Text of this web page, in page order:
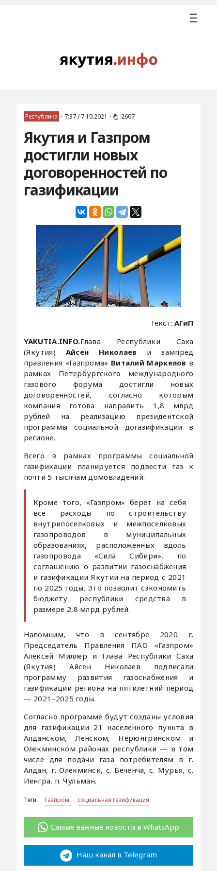
Республика • 7:37 / 7.10.2021 • 2607
Якутия и Газпром
достигли новых
договоренностей по
газификации
Текст:АГиП
YAKUTIA.INFO.Глава Республики Саха
(Якутия) Айсен Николаев и зампред
правления «Газпрома» Виталий Маркелов в
рамках Петербургского международного
газового форума достигли новых
договоренностей, согласно которым
компания готова направить 1,8 млрд
рублей на реализацию президентской
программы социальной догазификации в
регионе.
Всего в рамках программы социальной
газификации планируется подвести газ к
почти 5 тысячам домовладений.
Кроме того, «Газпром» берёт на себя
все расходы по строительству
внутрипоселковых и межпоселковых
газопроводов в муниципальных
образованиях, расположенных вдоль
газопровода «Сила Сибири», по
соглашению о развитии газоснабжения
и газификации Якутии на период с 2021
по 2025 годы. Это позволит сэкономить
бюджету республики средства в
размере 2,8 млрд рублей.
Напомним, что в сентябре 2020 г.
Председатель Правления ПАО «Газпром»
Алексей Миллер и Глава Республики Саха
(Якутия) Айсен Николаев подписали
программу развития газоснабжения и
газификации региона на пятилетний период
— 2021–2025 годы.
Согласно программе будут созданы условия
для газификации 21 населенного пункта в
Алданском, Ленском, Нерюнгринском и
Олекминском районах республики — в том
числе для подачи газа потребителям в г.
Алдан, г. Олекминск, с. Беченча, с. Мурья, с.
Иенгра, п. Чульман.
Теги: Газпром социальная газификация
Самые важные новости в WhatsApp
Наш канал в Telegram